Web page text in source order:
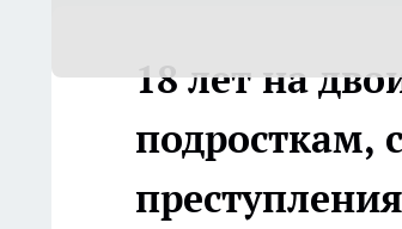
18 лет на
подросткам,